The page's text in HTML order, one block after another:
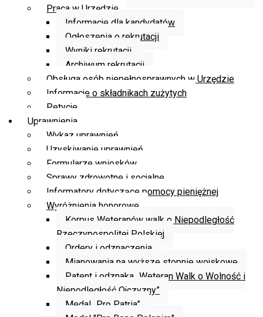
Praca w Urzędzie
Informacje dla kandydatów
Ogłoszenia o rekrutacji
Wyniki rekrutacji
Archiwum rekrutacji
Obsługa osób niepełnosprawnych w Urzędzie
Informacje o składnikach zużytych
Petycje
Uprawnienia
Wykaz uprawnień
Uzyskiwanie uprawnień
Formularze wniosków
Sprawy zdrowotne i socjalne
Informatory dotyczące pomocy pieniężnej
Wyróżnienia honorowe
Korpus Weteranów walk o Niepodległość
Rzeczypospolitej Polskiej
Ordery i odznaczenia
Mianowania na wyższe stopnie wojskowe
Patent i odznaka „Weteran Walk o Wolność i
Niepodległość Ojczyzny”
Medal „Pro Patria”